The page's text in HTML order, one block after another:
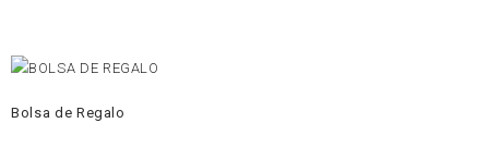
Bolsa de Regalo